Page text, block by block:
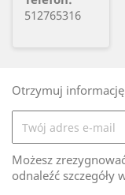
512765316
Otrzymuj
Możesz
odnaleźć szczegóły